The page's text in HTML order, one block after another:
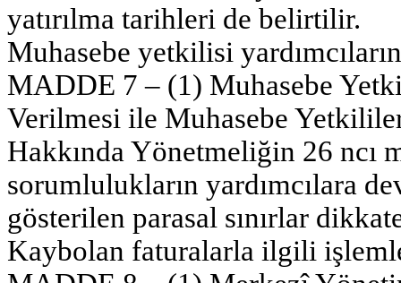
yatırılma tarihleri de belirtilir.
Muhasebe yetkilisi
MADDE 7 – (1) Muhasebe
Verilmesi ile Muhasebe
Hakkında Yönetmeliğin 26 ncı
sorumlulukların yardımcılara
gösterilen parasal sınırlar
Kaybolan faturalarla ilgili